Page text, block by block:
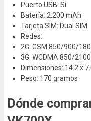
Puerto USB: Si
Batería: 2.200 mAh
Tarjeta SIM: Dual SIM
Redes:
2G: GSM 850/900/
3G: WCDMA 850/
Dimensiones: 14.2 x
Peso: 170 gramos
Dónde